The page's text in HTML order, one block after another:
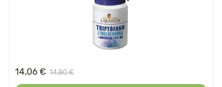
14,06 € 14,80 €
lemon-pharma s.l.
liposhell